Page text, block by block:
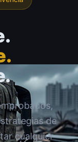
de
cualquier